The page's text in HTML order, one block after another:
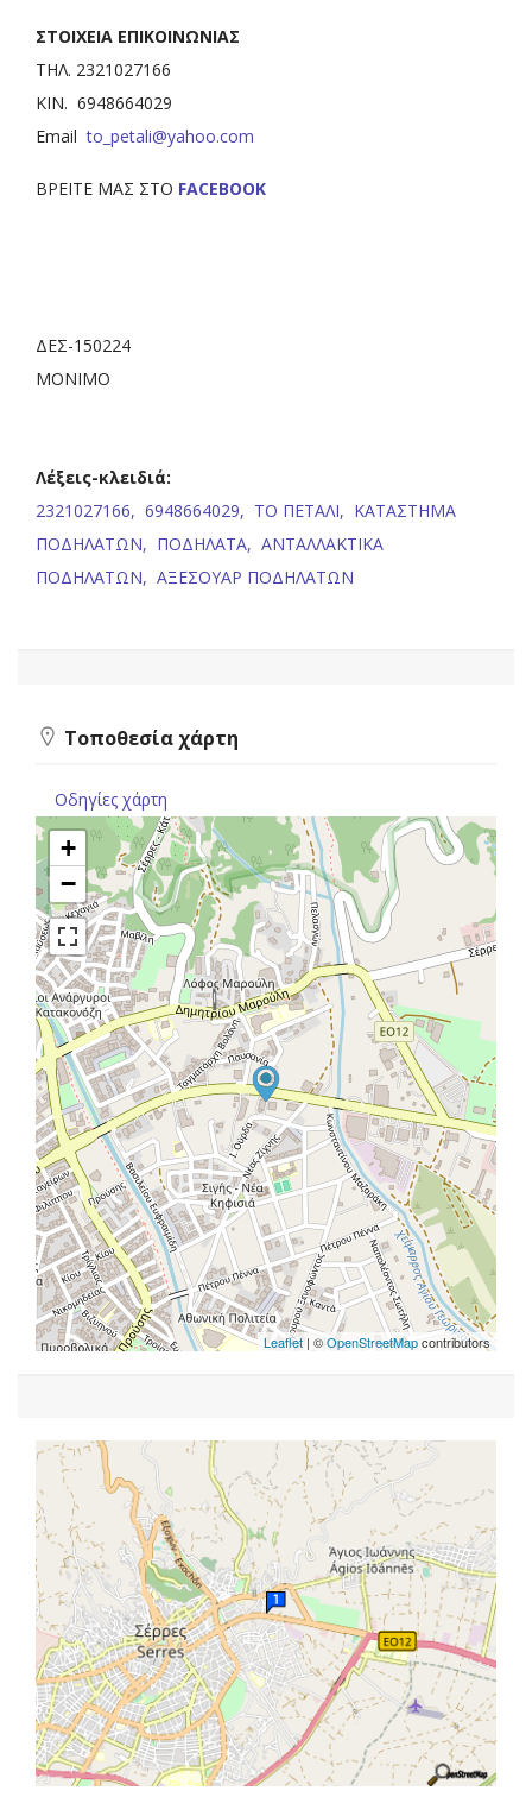
ΣΤΟΙΧΕΙΑ ΕΠΙΚΟΙΝΩΝΙΑΣ
ΤΗΛ. 2321027166
ΚΙΝ. 6948664029
Emailto_petali@yahoo.com
BΡΕΙΤΕ ΜΑΣ ΣΤΟ FACEBOOK
ΔΕΣ-150224
ΜΟΝΙΜΟ
Λέξεις-κλειδιά:
2321027166, 6948664029, ΤΟ ΠΕΤΑΛΙ, ΚΑΤΑΣΤΗΜΑ
ΠΟΔΗΛΑΤΩΝ, ΠΟΔΗΛΑΤΑ, ΑΝΤΑΛΛΑΚΤΙΚΑ
ΠΟΔΗΛΑΤΩΝ, ΑΞΕΣΟΥΑΡ ΠΟΔΗΛΑΤΩΝ
Τοποθεσία χάρτη
Οδηγίες χάρτη
+
−
Leaflet | ©OpenStreetMapcontributors